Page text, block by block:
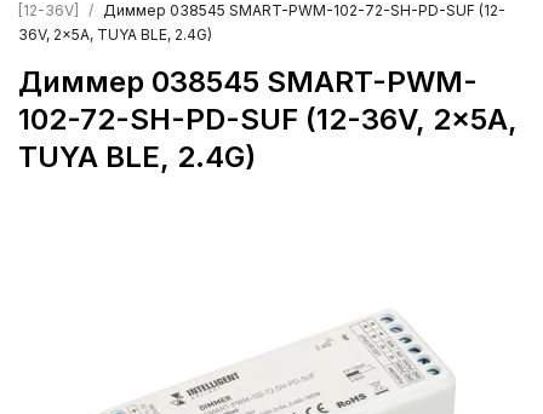
[12-36V]
Диммер 038545 SMART-PWM-102-72-SH-PD-SUF (12-
36V, 2x5A, TUYA BLE, 2.4G)
Диммер 038545 SMART-PWM-
102-72-SH-PD-SUF (12-36V, 2x5A,
TUYA BLE, 2.4G)